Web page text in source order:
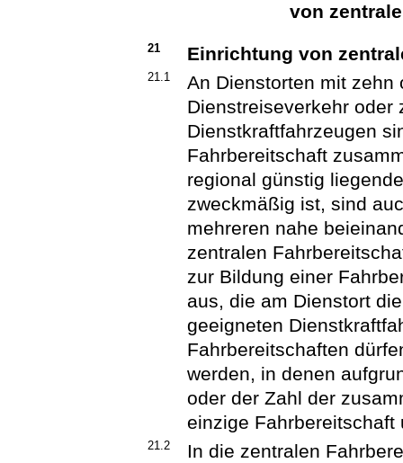
von
21 Einrichtung von
21.1
An Dienstorten mit
Dienstreiseverkehr oder
Dienstkraftfahrzeugen
Fahrbereitschaft
regional günstig
zweckmäßig ist, sind
mehreren nahe
zentralen
zur Bildung einer
aus, die am Dienstort
geeigneten
Fahrbereitschaften
werden, in denen
oder der Zahl der
einzige
21.2 In die zentralen